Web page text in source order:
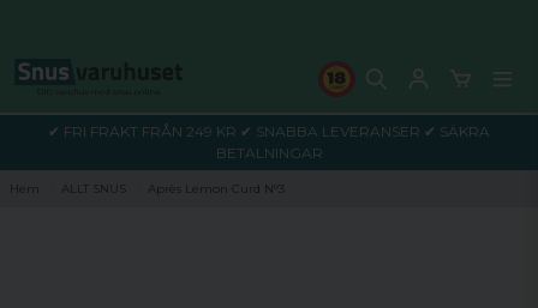
✔ FRI FRAKT FRÅN 249 KR ✔ SNABBA LEVERANSER ✔ SÄKRA
BETALNINGAR
Hem ALLT SNUS Après Lemon Curd N°3